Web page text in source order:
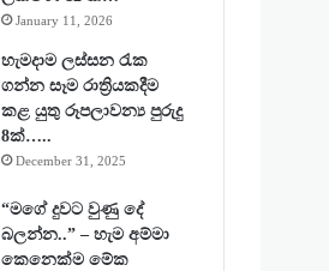
January 11, 2026
හැමදාම ලස්සන රැක
ගන්න සෑම රාත්‍රියකදීම
කළ යුතු රූපලාවන්‍ය පුරුදු
8ක්…..
December 31, 2025
“මගේ දුවට වුණු දේ
බලන්න..” – හැම අම්මා
කෙනෙක්ම මේක